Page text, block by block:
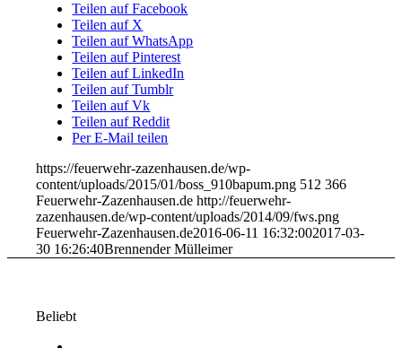
Teilen auf Facebook
Teilen auf X
Teilen auf WhatsApp
Teilen auf Pinterest
Teilen auf LinkedIn
Teilen auf Tumblr
Teilen auf Vk
Teilen auf Reddit
Per E-Mail teilen
https://feuerwehr-zazenhausen.de/wp-
content/uploads/2015/01/boss_910bapum.png 512 366
Feuerwehr-Zazenhausen.de http://feuerwehr-
zazenhausen.de/wp-content/uploads/2014/09/fws.png
Feuerwehr-Zazenhausen.de2016-06-11 16:32:002017-03-
30 16:26:40Brennender Mülleimer
Beliebt